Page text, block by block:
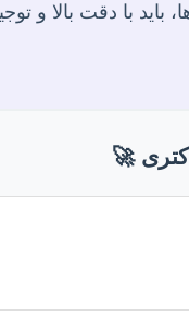
باید با دقت بالا